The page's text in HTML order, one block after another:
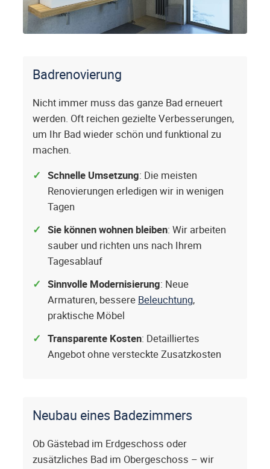
Badrenovierung
Nicht immer muss das ganze Bad erneuert
werden. Oft reichen gezielte Verbesserungen,
um Ihr Bad wieder schön und funktional zu
machen.
Schnelle Umsetzung: Die meisten
Renovierungen erledigen wir in wenigen
Tagen
Sie können wohnen bleiben: Wir arbeiten
sauber und richten uns nach Ihrem
Tagesablauf
Sinnvolle Modernisierung: Neue
Armaturen, bessere Beleuchtung,
praktische Möbel
Transparente Kosten: Detailliertes
Angebot ohne versteckte Zusatzkosten
Neubau eines Badezimmers
Ob Gästebad im Erdgeschoss oder
zusätzliches Bad im Obergeschoss – wir